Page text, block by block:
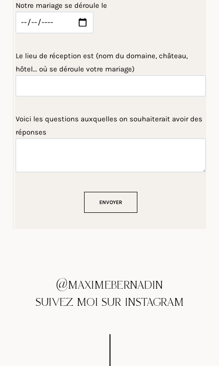
Notre mariage se déroule le
Le lieu de réception est (nom du domaine, château,
hôtel... où se déroule votre mariage)
Voici les questions auxquelles on souhaiterait avoir des
réponses
@MAXIMEBERNADIN
SUIVEZ MOI SUR INSTAGRAM